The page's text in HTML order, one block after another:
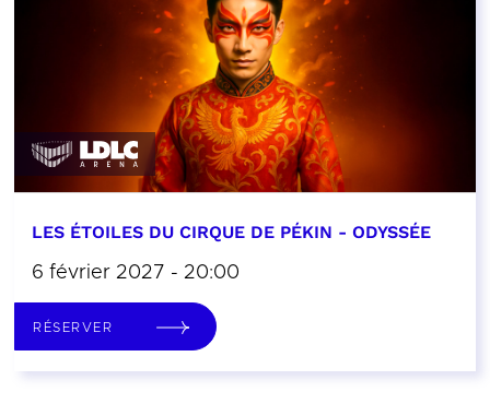
LES ÉTOILES DU CIRQUE DE PÉKIN - ODYSSÉE
6 février 2027 - 20:00
RÉSERVER